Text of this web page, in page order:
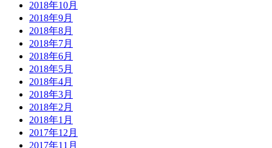
2018年10月
2018年9月
2018年8月
2018年7月
2018年6月
2018年5月
2018年4月
2018年3月
2018年2月
2018年1月
2017年12月
2017年11月